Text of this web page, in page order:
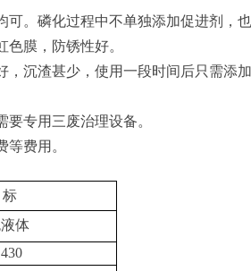
。磷化过程中不单独添加促进剂，
膜，防锈性好。
，沉渣甚少，使用一段时间后只需添
专用三废治理设备。
费用。
标
体